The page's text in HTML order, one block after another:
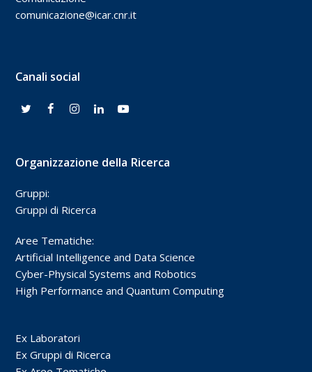
comunicazione@icar.cnr.it
Canali social
Organizzazione della Ricerca
Gruppi:
Gruppi di Ricerca
Aree Tematiche:
Artificial Intelligence and Data Science
Cyber-Physical Systems and Robotics
High Performance and Quantum Computing
Ex Laboratori
Ex Gruppi di Ricerca